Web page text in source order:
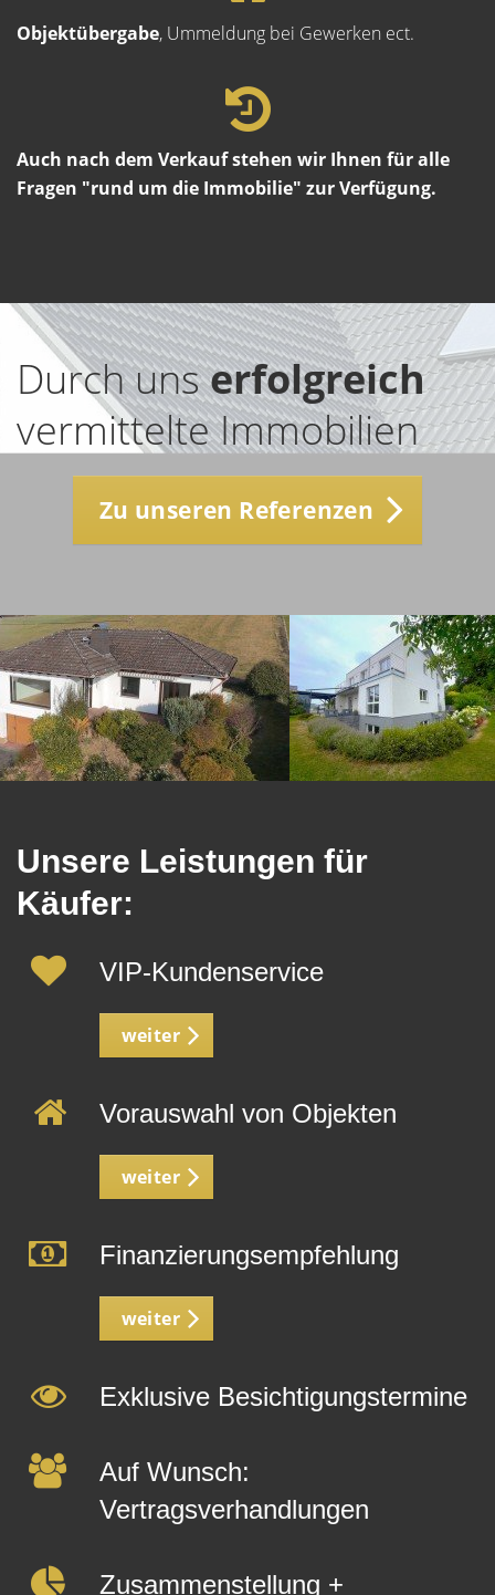
Objektübergabe, Ummeldung bei Gewerken ect.
Auch nach dem Verkauf stehen wir Ihnen für alle
Fragen "rund um die Immobilie" zur Verfügung.
Durch unserfolgreich
vermittelte Immobilien
Zu unseren Referenzen
Unsere Leistungen für
Käufer:
VIP-Kundenservice
weiter
Vorauswahl von Objekten
weiter
Finanzierungsempfehlung
weiter
Exklusive Besichtigungstermine
Auf Wunsch:
Vertragsverhandlungen
Zusammenstellung +